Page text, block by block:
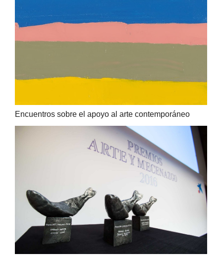
Encuentros sobre el apoyo al arte contemporáneo